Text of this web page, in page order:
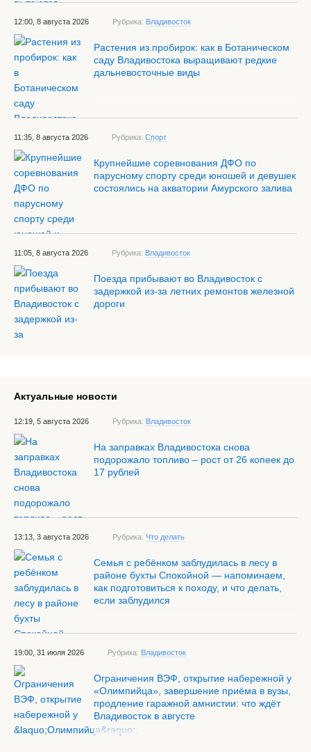
12:00, 8 августа 2026 Рубрика: Владивосток
Растения из пробирок: как в Ботаническом
саду Владивостока выращивают редкие
дальневосточные виды
11:35, 8 августа 2026 Рубрика: Спорт
Крупнейшие соревнования ДФО по
парусному спорту среди юношей и девушек
состоялись на акватории Амурского залива
11:05, 8 августа 2026 Рубрика: Владивосток
Поезда прибывают во Владивосток с
задержкой из-за летних ремонтов железной
дороги
Актуальные новости
12:19, 5 августа 2026 Рубрика: Владивосток
На заправках Владивостока снова
подорожало топливо – рост от 26 копеек до
17 рублей
13:13, 3 августа 2026 Рубрика: Что делать
Семья с ребёнком заблудилась в лесу в
районе бухты Спокойной — напоминаем,
как подготовиться к походу, и что делать,
если заблудился
19:00, 31 июля 2026 Рубрика: Владивосток
Ограничения ВЭФ, открытие набережной у
«Олимпийца», завершение приёма в вузы,
продление гаражной амнистии: что ждёт
Владивосток в августе